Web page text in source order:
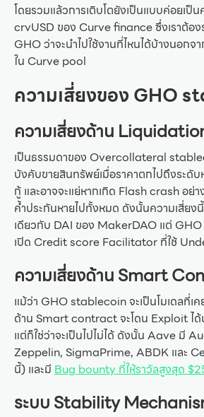
โดยรวมแล้วการเติบโตยังเป็นแบบค่อยเป็
crvUSD ของ Curve finance ซึ่งเราต้อ
GHO ว่าจะนำไปใช้งานที่ไหนได้บ้างนอก
ใน Curve pool
ความเสี่ยงของ GHO
ความเสี่ยงด้าน
เป็นธรรมดาของ Overcollateral
บังคับขายสินทรัพย์เมื่อราคาตกไปถึงระดั
กู้ และอาจจะแย่หากเกิด Flash crash อย่า
ค้ำประกันหายไปทั้งหมด ดังนั้นความเสี่ยง
เดียวกับ DAI ของ MakerDAO แต่ GHO
เปิด Credit score Facilitator ที่ใช้
ความเสี่ยงด้าน Smart
แม้ว่า GHO stablecoin จะเป็นโมเดลที่เ
ด้าน Smart contract จะโดน Exploit ไ
แต่ก็ใช่ว่าจะเป็นไปไม่ได้ ดังนั้น Aave มี
Zeppelin, SigmaPrime, ABDK และ
นี้) และมี Bug bounty ที่ให้ราวัลสูงสุด
ระบบ Stability